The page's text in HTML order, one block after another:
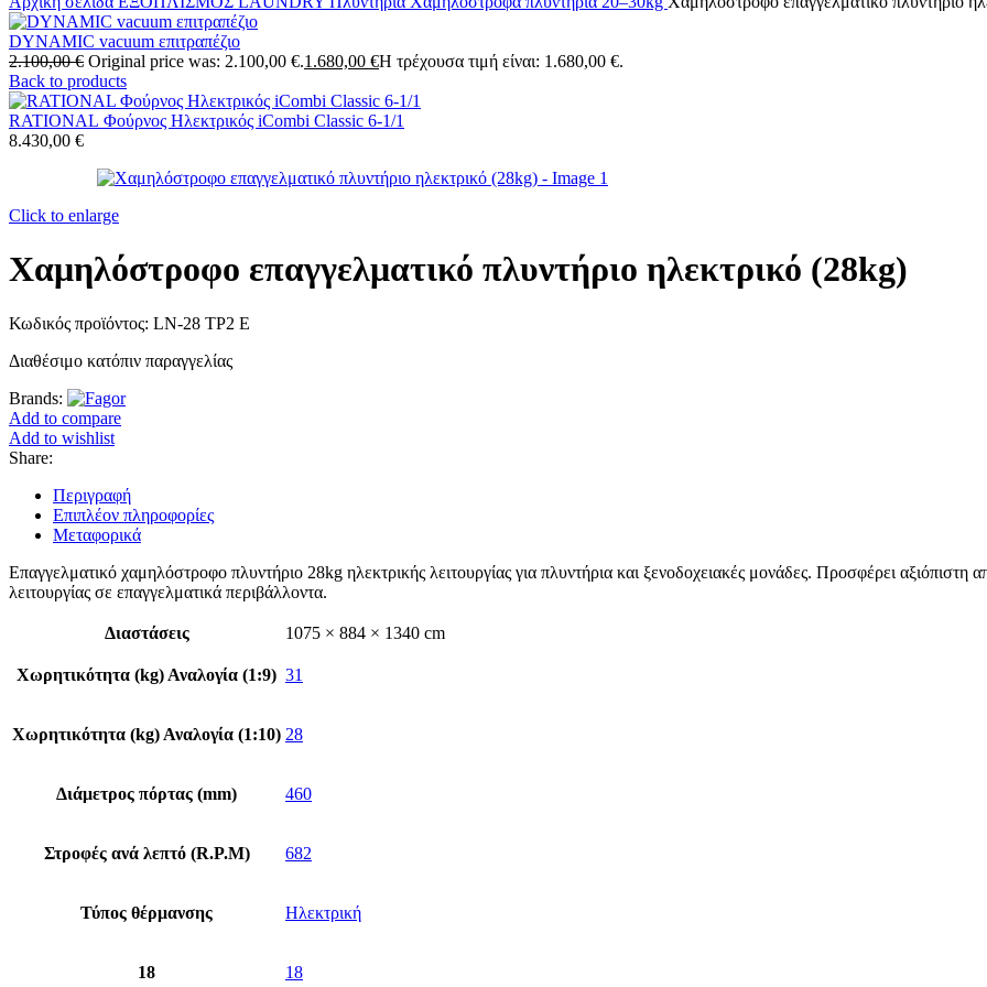
DYNAMIC vacuum επιτραπέζιο
2.100,00€ Original price was: 2.100,00 €.1.680,00 €Η τρέχουσα τιμή είναι: 1.680,00 €.
Back to products
RATIONAL Φούρνος Ηλεκτρικός iCombi Classic 6-1/1
8.430,00 €
Click to enlarge
Χαμηλόστροφο επαγγελματικό πλυντήριο ηλεκτρικό (28kg)
Κωδικός προϊόντος: LN-28 TP2 E
Διαθέσιμο κατόπιν παραγγελίας
Brands:
Add to compare
Add to wishlist
Share:
Περιγραφή
Επιπλέον πληροφορίες
Μεταφορικά
Επαγγελματικό χαμηλόστροφο πλυντήριο 28kg ηλεκτρικής λειτουργίας για πλυντήρια και ξενοδοχειακές μονάδες. Προσφέρει
λειτουργίας σε επαγγελματικά περιβάλλοντα.
Διαστάσεις 1075 × 884 × 1340 cm
Χωρητικότητα (kg) Αναλογία (1:9) 31
Χωρητικότητα (kg) Αναλογία (1:10) 28
Διάμετρος πόρτας (mm) 460
Στροφές ανά λεπτό (R.P.M) 682
Τύπος θέρμανσης Ηλεκτρική
18 18